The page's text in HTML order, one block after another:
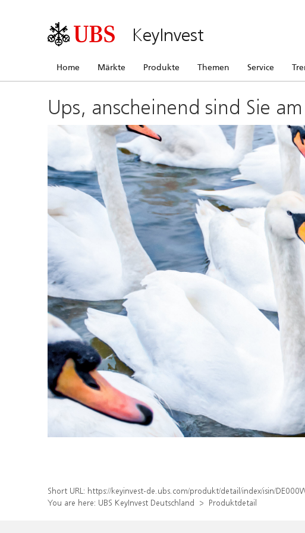
KeyInvest
Home Märkte Produkte Themen Service
Ups, anscheinend sind Sie
Short URL: https://keyinvest-de.ubs.com/produkt/detail/index/isin/
You are here: UBS KeyInvest Deutschland Produktdetail